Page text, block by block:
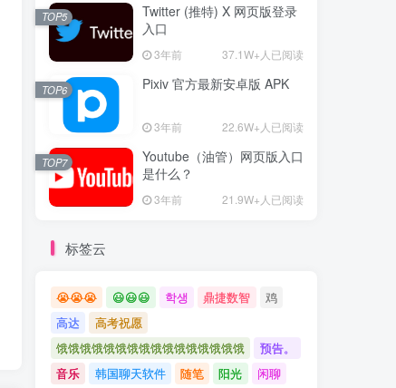
Twitter (推特) X 网页版登录
入口
3年前 37.1W+人已阅读
TOP5
Pixiv 官方最新安卓版 APK
3年前 22.6W+人已阅读
TOP6
Youtube（油管）网页版入口
是什么？
3年前 21.9W+人已阅读
TOP7
标签云
😭😭😭 😃😃😃 학생 鼎捷数智
鸡
高达
高考祝愿
饿饿饿饿饿饿饿饿饿饿饿饿饿饿饿饿
预告。
音乐
韩国聊天软件 随笔 阳光
闲聊